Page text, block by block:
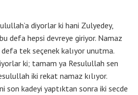
diyorlar ki hani Zulyedey,
defa hepsi devreye giriyor. Namaz
defa tek seçenek kalıyor unutma.
ki; tamam ya Resulullah sen
iki rekat namaz kılıyor.
son kadeyi yaptıktan sonra iki secde